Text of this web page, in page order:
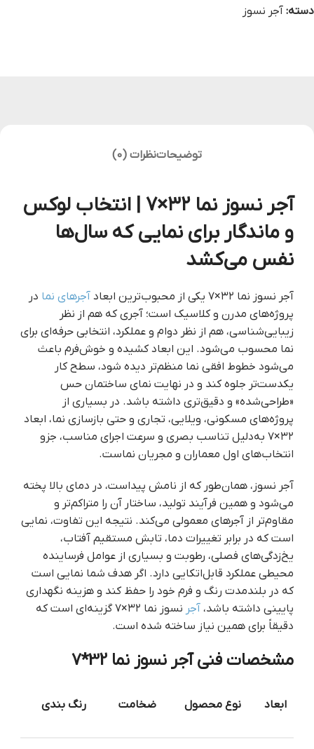
دسته: آجر نسوز
توضیحاتنظرات (0)
آجر نسوز نما ۳۲×۷ | انتخاب لوکس
و ماندگار برای نمایی که سال‌ها
نفس می‌کشد
آجر نسوز نما ۳۲×۷ یکی از محبوب‌ترین ابعاد آجرهای نما در
پروژه‌های مدرن و کلاسیک است؛ آجری که هم از نظر
زیبایی‌شناسی، هم از نظر دوام و عملکرد، انتخابی حرفه‌ای برای
نما محسوب می‌شود. این ابعاد کشیده و خوش‌فرم باعث
می‌شود خطوط افقی نما منظم‌تر دیده شود، سطح کار
یکدست‌تر جلوه کند و در نهایت نمای ساختمان حس
«طراحی‌شده» و دقیق‌تری داشته باشد. در بسیاری از
پروژه‌های مسکونی، ویلایی، تجاری و حتی بازسازی نما، ابعاد
۳۲×۷ به‌دلیل تناسب بصری و سرعت اجرای مناسب، جزو
انتخاب‌های اول معماران و مجریان نماست.
آجر نسوز، همان‌طور که از نامش پیداست، در دمای بالا پخته
می‌شود و همین فرآیند تولید، ساختار آن را متراکم‌تر و
مقاوم‌تر از آجرهای معمولی می‌کند. نتیجه این تفاوت، نمایی
است که در برابر تغییرات دما، تابش مستقیم آفتاب،
یخ‌زدگی‌های فصلی، رطوبت و بسیاری از عوامل فرساینده
محیطی عملکرد قابل‌اتکایی دارد. اگر هدف شما نمایی است
که در بلندمدت رنگ و فرم خود را حفظ کند و هزینه نگهداری
پایینی داشته باشد، آجر
نسوز نما ۳۲×۷ گزینه‌ای است که
دقیقاً برای همین نیاز ساخته شده است.
مشخصات فنی آجر نسوز نما 32*7
ابعاد نوع محصول ضخامت رنگ بندی